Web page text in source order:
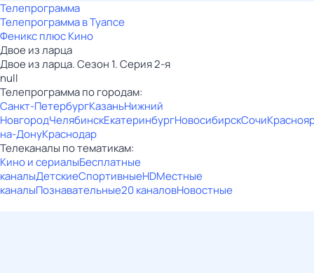
Телепрограмма
Телепрограмма в Туапсе
Феникс плюс Кино
Двое из ларца
Двое из ларца. Сезон 1. Серия 2-я
null
Телепрограмма по городам:
Санкт-ПетербургКазаньНижний
НовгородЧелябинскЕкатеринбургНовосибирскСочи
на-ДонуКраснодар
Телеканалы по тематикам:
Кино и сериалыБесплатные
каналыДетскиеСпортивныеHDМестные
каналыПознавательные20 каналовНовостные